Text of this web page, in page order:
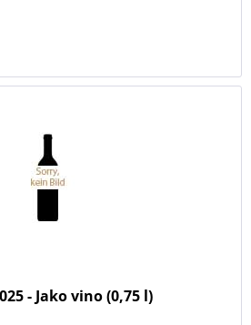
- Jako vino (0,75 l)